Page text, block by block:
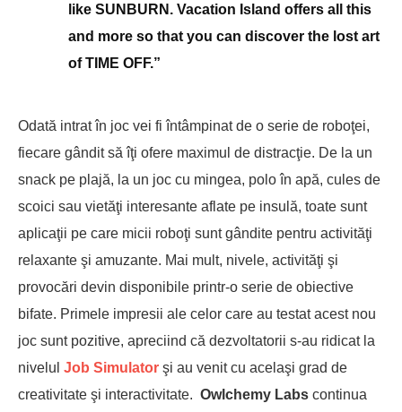
like SUNBURN. Vacation Island offers all this
and more so that you can discover the lost art
of TIME OFF.”
Odată intrat în joc vei fi întâmpinat de o serie de roboţei,
fiecare gândit să îţi ofere maximul de distracţie. De la un
snack pe plajă, la un joc cu mingea, polo în apă, cules de
scoici sau vietăţi interesante aflate pe insulă, toate sunt
aplicaţii pe care micii roboţi sunt gândite pentru activităţi
relaxante şi amuzante. Mai mult, nivele, activităţi şi
provocări devin disponibile printr-o serie de obiective
bifate. Primele impresii ale celor care au testat acest nou
joc sunt pozitive, apreciind că dezvoltatorii s-au ridicat la
nivelul Job Simulator şi au venit cu acelaşi grad de
creativitate şi interactivitate. Owlchemy Labs continua